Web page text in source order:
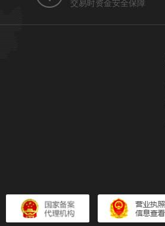
交易时资金安全保障